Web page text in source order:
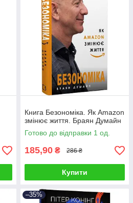
Книга Безономіка. Як Amazon
змінює життя. Браян Думайн
Готово до відправки 1 од.
185,90 ₴ 286 ₴
Купити
–35%